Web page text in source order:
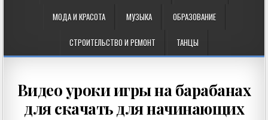
МОДА И КРАСОТА МУЗЫКА ОБРАЗОВАНИЕ
СТРОИТЕЛЬСТВО И РЕМОНТ ТАНЦЫ
Видео уроки игры на барабанах
для скачать для начинающих